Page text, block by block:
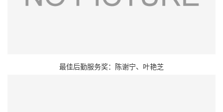
最佳后勤服务奖：陈谢宁、叶艳芝